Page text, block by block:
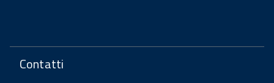
Contatti